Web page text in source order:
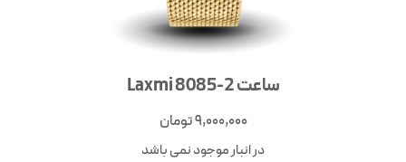
ساعت Laxmi 8085-2
9,000,000تومان
در انبار موجود نمی باشد